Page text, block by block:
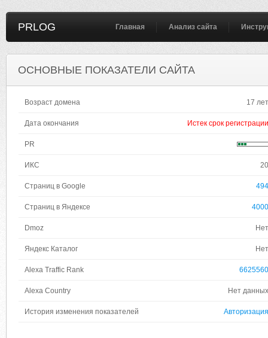
PRLOG Главная Анализ сайта
ОСНОВНЫЕ ПОКАЗАТЕЛИ САЙТА
Возраст домена 17 лет
Дата окончания Истек срок регистрации
PR
ИКС 20
Страниц в Google 494
Страниц в Яндексе 4000
Dmoz Нет
Яндекс Каталог Нет
Alexa Traffic Rank 6625560
Alexa Country Нет данных
История изменения показателей Авторизация